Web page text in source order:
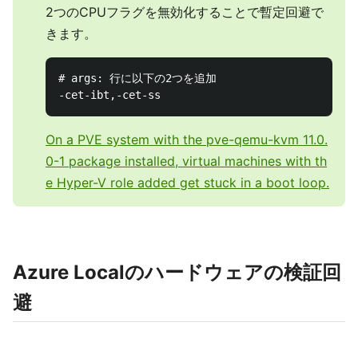
2つのCPUフラグを無効化することで暫定回避で
きます。
# args: 行に以下の2つを追加
On a PVE system with the pve-qemu-kvm 11.0.
0-1 package installed, virtual machines with th
e Hyper-V role added get stuck in a boot loop.
Azure Localのハードウェアの検証回
避